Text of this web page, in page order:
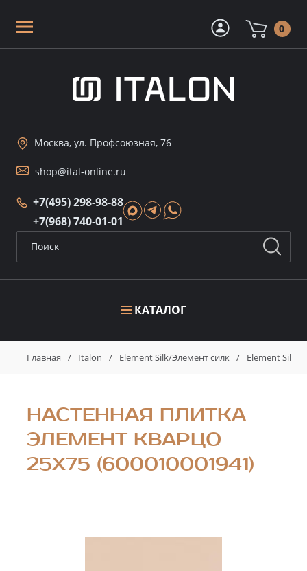
0
КАТАЛОГ
Москва, ул. Профсоюзная, 76
shop@ital-online.ru
+7(495) 298-98-88
+7(968) 740-01-01
Главная / Italon / Element Silk/Элемент силк / Element Silk
НАСТЕННАЯ ПЛИТКА
ЭЛЕМЕНТ КВАРЦО
25X75 (600010001941)